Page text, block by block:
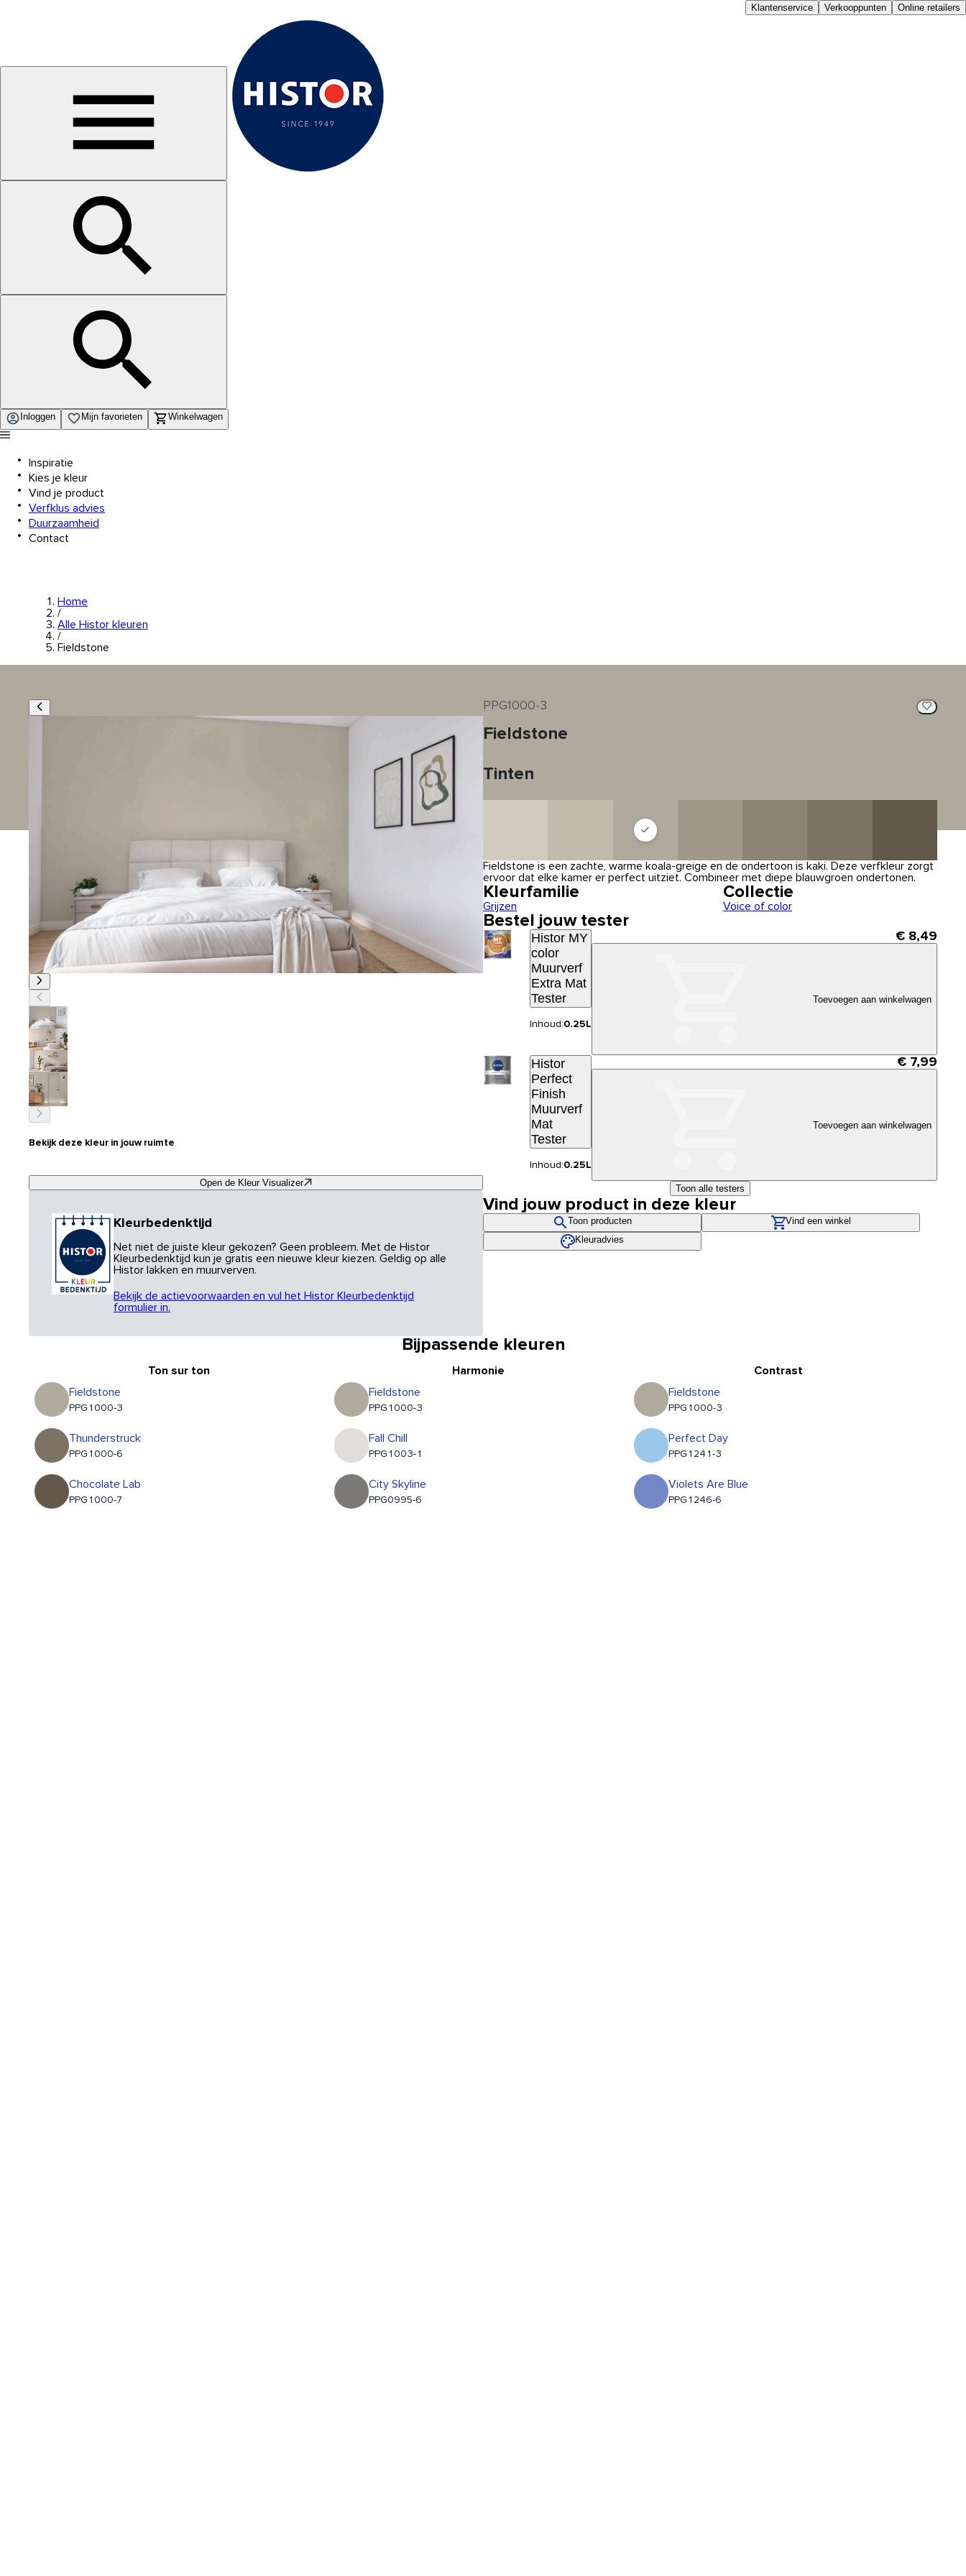
Klantenservice Verkooppunten Online retailers
Inloggen Mijn favorieten Winkelwagen
Inspiratie
Kies je kleur
Vind je product
Verfklus advies
Duurzaamheid
Contact
Home
/
Alle Histor kleuren
/
Fieldstone
Bekijk deze kleur in jouw ruimte
Open de Kleur Visualizer
Kleurbedenktijd
Net niet de juiste kleur gekozen? Geen probleem. Met de Histor
Kleurbedenktijd kun je gratis een nieuwe kleur kiezen. Geldig op alle
Histor lakken en muurverven.
Bekijk de actievoorwaarden en vul het Histor Kleurbedenktijd
formulier in.
PPG1000-3
Fieldstone
Tinten
Fieldstone is een zachte, warme koala-greige en de ondertoon is kaki. Deze verfkleur zorgt
ervoor dat elke kamer er perfect uitziet. Combineer met diepe blauwgroen ondertonen.
Kleurfamilie
Grijzen
Collectie
Voice of color
Bestel jouw tester
Histor MY
color
Muurverf
Extra Mat
Tester
Inhoud:0.25L
€ 8,49
Toevoegen aan winkelwagen
Histor
Perfect
Finish
Muurverf
Mat
Tester
Inhoud:0.25L
€ 7,99
Toevoegen aan winkelwagen
Toon alle testers
Vind jouw product in deze kleur
Toon producten
Vind een winkel
Kleuradvies
Bijpassende kleuren
Ton sur ton
Fieldstone
PPG1000-3
Thunderstruck
PPG1000-6
Chocolate Lab
PPG1000-7
Harmonie
Fieldstone
PPG1000-3
Fall Chill
PPG1003-1
City Skyline
PPG0995-6
Contrast
Fieldstone
PPG1000-3
Perfect Day
PPG1241-3
Violets Are Blue
PPG1246-6